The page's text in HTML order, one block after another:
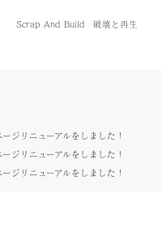
Scrap And Build 破壊と再生
ージリニューアルをしました！
ージリニューアルをしました！
ージリニューアルをしました！